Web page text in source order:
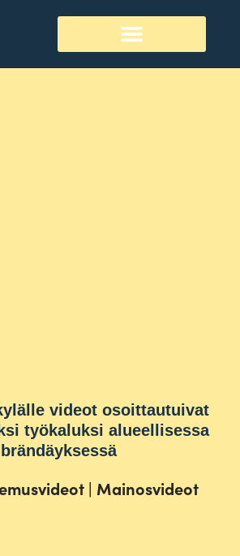
videot osoittautuivat
työkaluksi alueellisessa
brändäyksessä
| Mainosvideot